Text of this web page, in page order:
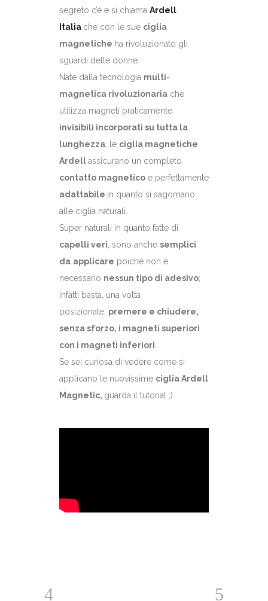
segreto c’è e si chiama Ardell
Italia che con le sue ciglia
magnetiche ha rivoluzionato gli
sguardi delle donne.
Nate dalla tecnologia multi-
magnetica rivoluzionaria che
utilizza magneti praticamente
invisibili incorporati su tutta la
lunghezza , le ciglia magnetiche
Ardellassicurano un completo
contatto magnetico e perfettamente
adattabile in quanto si sagomano
alle ciglia naturali.
Super naturali in quanto fatte di
capelli veri , sono anche semplici
da applicare poiché non è
necessario nessun tipo di adesivo;
infatti basta, una volta
posizionate, premere e chiudere,
senza sforzo, i magneti superiori
con i magneti inferiori
Se sei curiosa di vedere come si
applicano le nuovissime ciglia Ardell
Magnetic, guarda il tutorial ;)